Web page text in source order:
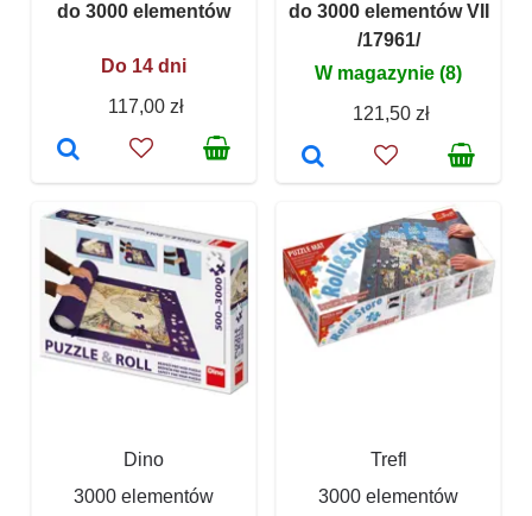
do 3000 elementów
Do 14 dni
117,00 zł
do 3000 elementów VII
/17961/
W magazynie (8)
121,50 zł
Dino
3000 elementów
Trefl
3000 elementów